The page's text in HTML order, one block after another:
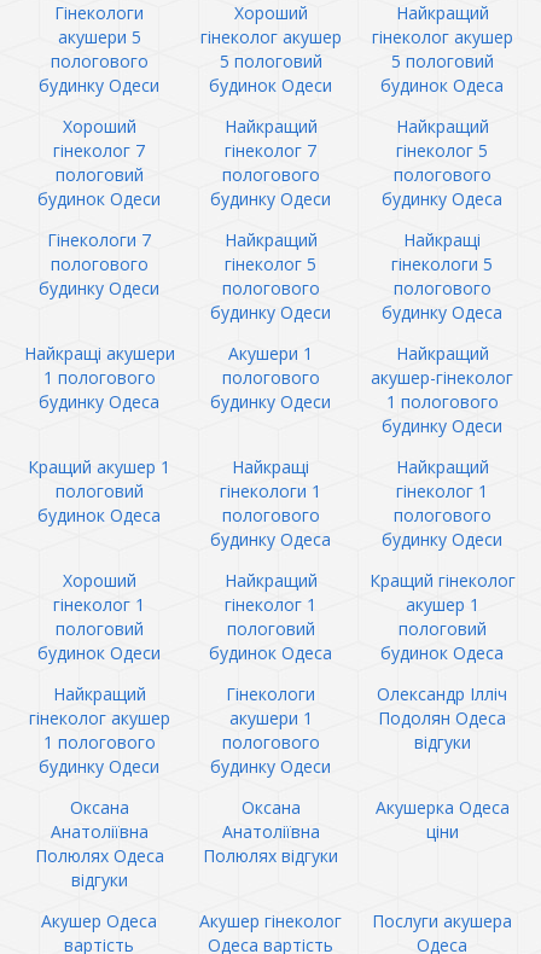
Гінекологи
акушери 5
пологового
будинку Одеси
Хороший
гінеколог акушер
5 пологовий
будинок Одеси
Найкращий
гінеколог акушер
5 пологовий
будинок Одеса
Хороший
гінеколог 7
пологовий
будинок Одеси
Найкращий
гінеколог 7
пологового
будинку Одеси
Найкращий
гінеколог 5
пологового
будинку Одеса
Гінекологи 7
пологового
будинку Одеси
Найкращий
гінеколог 5
пологового
будинку Одеси
Найкращі
гінекологи 5
пологового
будинку Одеса
Найкращі акушери
1 пологового
будинку Одеса
Акушери 1
пологового
будинку Одеси
Найкращий
акушер-гінеколог
1 пологового
будинку Одеси
Кращий акушер 1
пологовий
будинок Одеса
Найкращі
гінекологи 1
пологового
будинку Одеса
Найкращий
гінеколог 1
пологового
будинку Одеси
Хороший
гінеколог 1
пологовий
будинок Одеси
Найкращий
гінеколог 1
пологовий
будинок Одеса
Кращий гінеколог
акушер 1
пологовий
будинок Одеса
Найкращий
гінеколог акушер
1 пологового
будинку Одеси
Гінекологи
акушери 1
пологового
будинку Одеси
Олександр Ілліч
Подолян Одеса
відгуки
Оксана
Анатоліївна
Полюлях Одеса
відгуки
Оксана
Анатоліївна
Полюлях відгуки
Акушерка Одеса
ціни
Акушер Одеса
вартість
Акушер гінеколог
Одеса вартість
Послуги акушера
Одеса